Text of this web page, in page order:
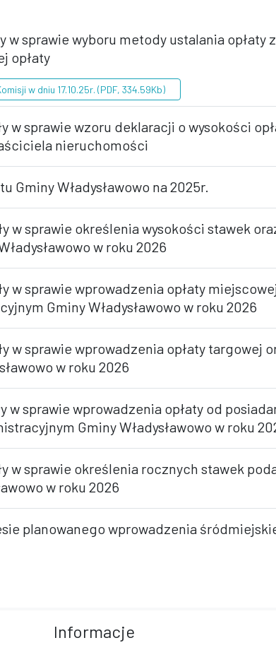
w sprawie wyboru metody ustalania
opłaty
w dniu 17.10.25r. (PDF, 334.59Kb)
w sprawie wzoru deklaracji o wysokości
nieruchomości
Gminy Władysławowo na 2025r.
w sprawie określenia wysokości stawek
w roku 2026
w sprawie wprowadzenia opłaty
Gminy Władysławowo w roku 2026
w sprawie wprowadzenia opłaty targowej
w roku 2026
w sprawie wprowadzenia opłaty od
Gminy Władysławowo w roku
w sprawie określenia rocznych stawek
w roku 2026
planowanego wprowadzenia
Informacje